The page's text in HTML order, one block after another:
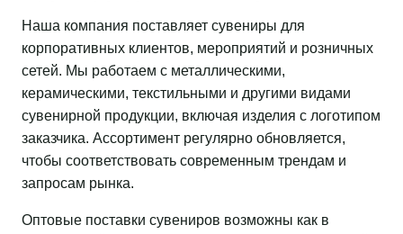
Наша компания поставляет сувениры для
корпоративных клиентов, мероприятий и розничных
сетей. Мы работаем с металлическими,
керамическими, текстильными и другими видами
сувенирной продукции, включая изделия с логотипом
заказчика. Ассортимент регулярно обновляется,
чтобы соответствовать современным трендам и
запросам рынка.
Оптовые поставки сувениров возможны как в